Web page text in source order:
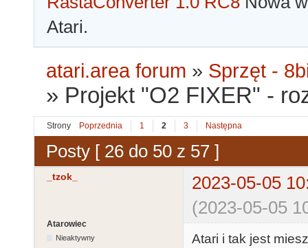
Atari.
atari.area forum » Sprzęt -
» Projekt "O2 FIXER" -
Strony Poprzednia 1 2 3 Następna
Posty [ 26 do 50 z 57 ]
_tzok_
2023-05-05
(2023-05-05
Atarowiec
Nieaktywny
Atari i tak jest